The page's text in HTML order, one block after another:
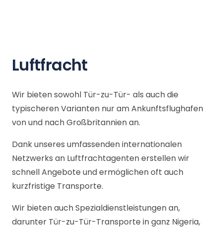
Luftfracht
Wir bieten sowohl Tür-zu-Tür- als auch die
typischeren Varianten nur am Ankunftsflughafen
von und nach Großbritannien an.
Dank unseres umfassenden internationalen
Netzwerks an Luftfrachtagenten erstellen wir
schnell Angebote und ermöglichen oft auch
kurzfristige Transporte.
Wir bieten auch Spezialdienstleistungen an,
darunter Tür-zu-Tür-Transporte in ganz Nigeria,